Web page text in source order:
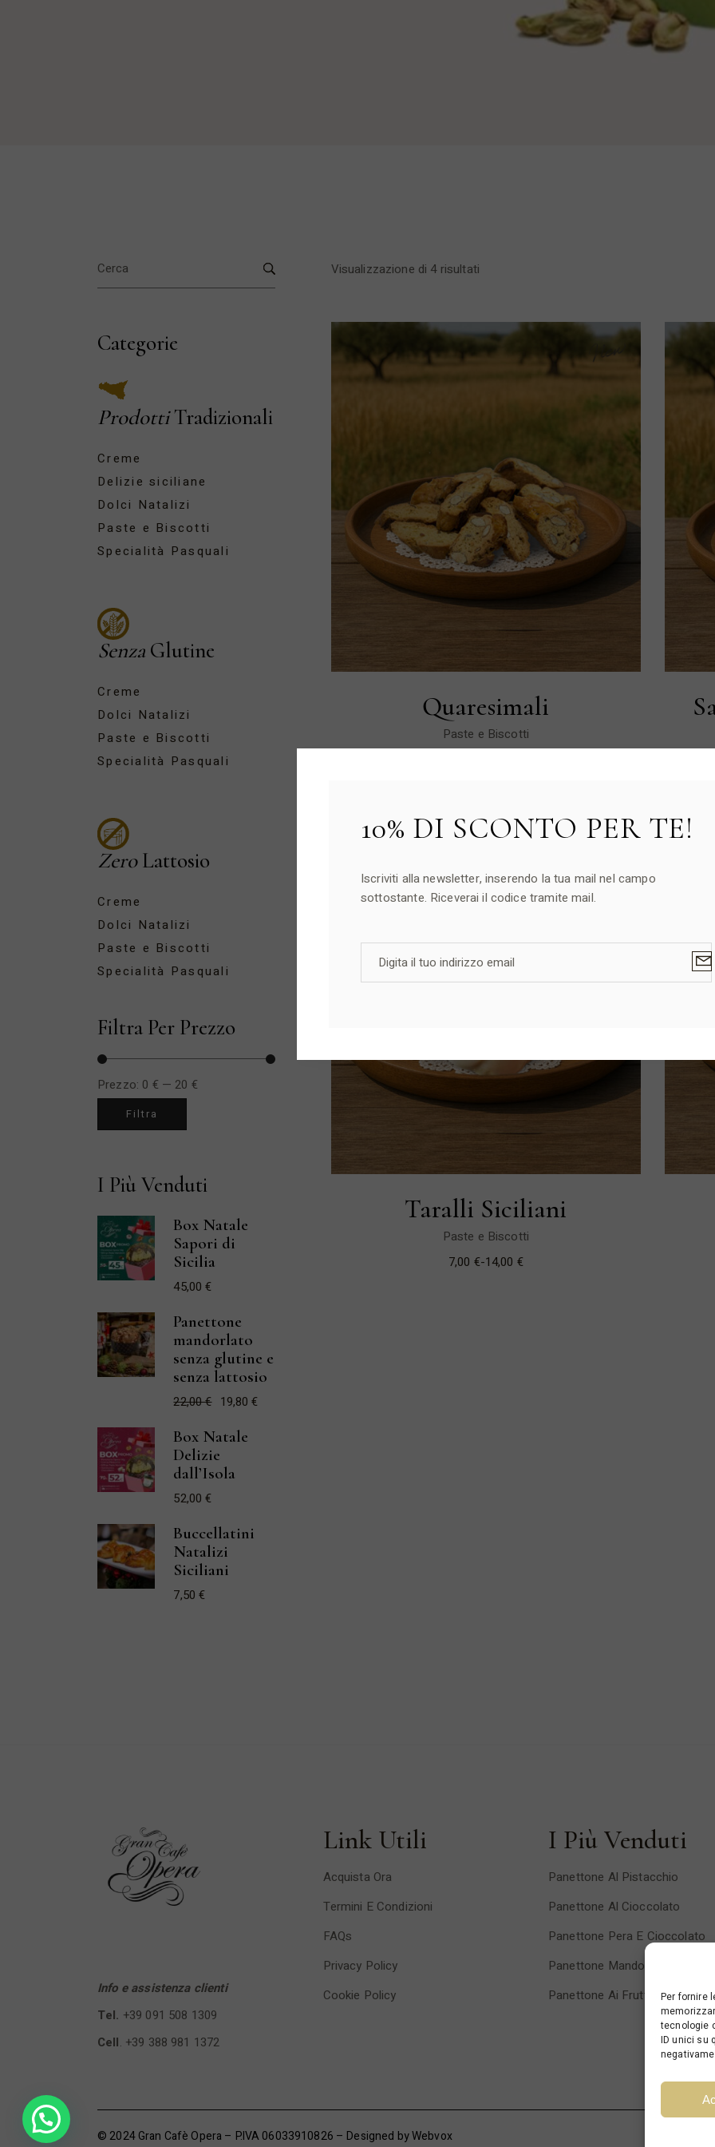
Per fornire
tecnologie
ID unici su
Visualizzazione di 4 risultati
New
Quaresimali
Paste e Biscotti
a
14,00 €
Taralli Siciliani
Paste e Biscotti
7,00 €-14,00 €
Fascia
for:
Categorie
ProdottiTradizionali
Creme
Delizie siciliane
Dolci Natalizi
Paste e Biscotti
Specialità Pasquali
Senza Glutine
Creme
Dolci Natalizi
Paste e Biscotti
Specialità Pasquali
ZeroLattosio
Creme
Dolci Natalizi
Paste e Biscotti
Specialità Pasquali
Filtra Per Prezzo
Prezzo
PrezzoFiltra
Prezzo: 0 € — 20 €
I Più Venduti
Box Natale
Sapori di
Sicilia
45,00€
Panettone
mandorlato
senza glutine e
senza lattosio
22,00€
Il
originale
era:
22,00 €.
19,80€
Il
attuale
è:
19,80 €.
Box Natale
Delizie
dall’Isola
52,00€
Buccellatini
Natalizi
Siciliani
7,50€
Info e assistenza clienti
Tel. +39 091 508 1309
Cell. +39 388 981 1372
Link Utili
Acquista Ora
Termini E Condizioni
FAQs
Privacy Policy
Cookie Policy
I Più Venduti
Panettone Al Pistacchio
Panettone Al Cioccolato
Panettone Pera E Cioccolato
Panettone Mandorlato
Panettone Ai Frutti Di Bosco
© 2024 Gran Cafè Opera – P.IVA 06033910826 – Designed byWebvox
10% DI SCONTO PER TE!
Iscriviti alla newsletter, inserendo la tua mail nel campo
sottostante. Riceverai il codice tramite mail.